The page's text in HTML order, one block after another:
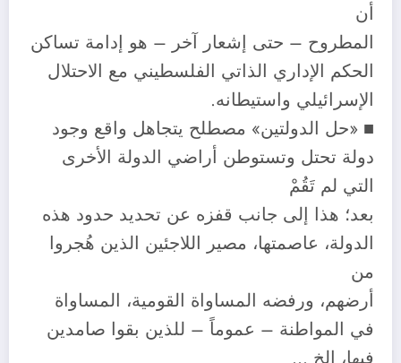
أن
المطروح – حتى إشعار آخر – هو إدامة تساكن
الحكم الإداري الذاتي الفلسطيني مع الاحتلال
الإسرائيلي واستيطانه.
■ «حل الدولتين» مصطلح يتجاهل واقع وجود
دولة تحتل وتستوطن أراضي الدولة الأخرى
التي لم تَقُمْ
بعد؛ هذا إلى جانب قفزه عن تحديد حدود هذه
الدولة، عاصمتها، مصير اللاجئين الذين هُجروا
من
أرضهم، ورفضه المساواة القومية، المساواة
في المواطنة – عموماً – للذين بقوا صامدين